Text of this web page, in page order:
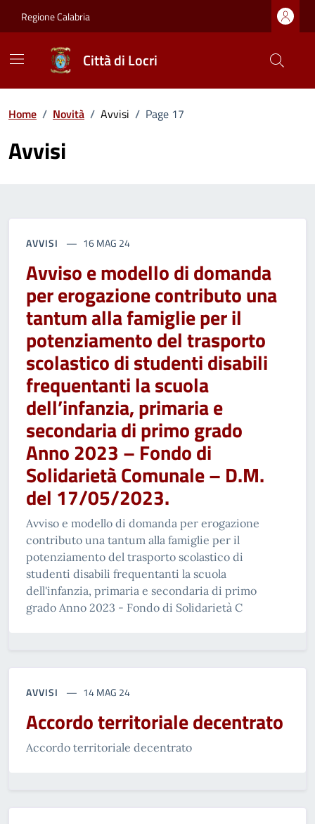
Regione Calabria
Città di Locri
Home / Novità / Avvisi / Page 17
Avvisi
AVVISI 16 MAG 24
Avviso e modello di domanda
per erogazione contributo una
tantum alla famiglie per il
potenziamento del trasporto
scolastico di studenti disabili
frequentanti la scuola
dell’infanzia, primaria e
secondaria di primo grado
Anno 2023 – Fondo di
Solidarietà Comunale – D.M.
del 17/05/2023.
Avviso e modello di domanda per erogazione
contributo una tantum alla famiglie per il
potenziamento del trasporto scolastico di
studenti disabili frequentanti la scuola
dell'infanzia, primaria e secondaria di primo
grado Anno 2023 - Fondo di Solidarietà C
AVVISI 14 MAG 24
Accordo territoriale decentrato
Accordo territoriale decentrato